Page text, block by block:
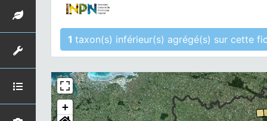
1 taxon(s)
+